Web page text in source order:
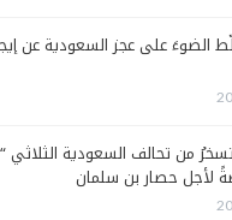
الضوءَ على عجز السعودية عن
من تحالف السعودية الثلاثي
لأجل حصار بن سلمان